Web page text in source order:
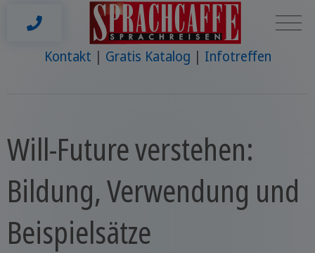
Kontakt Gratis Katalog Infotreffen
Will-Future verstehen:
Bildung, Verwendung und
Beispielsätze